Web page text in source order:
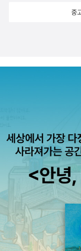
은 책이에요. 내 안에
중